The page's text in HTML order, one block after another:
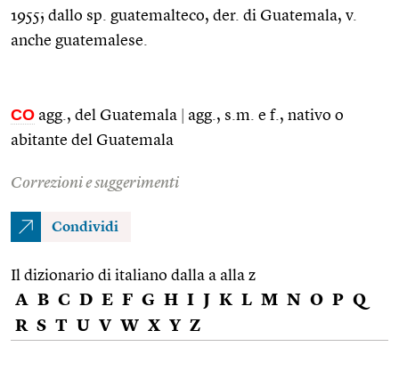
1955; dallo sp. guatemalteco, der. di Guatemala, v.
anche guatemalese.
CO agg., del Guatemala
agg., s.m. e f., nativo o
abitante del Guatemala
Correzioni e suggerimenti
Condividi
Il dizionario di italiano dalla a alla z
A B C D E F G H I J K L M N O P Q
R S T U V W X Y Z